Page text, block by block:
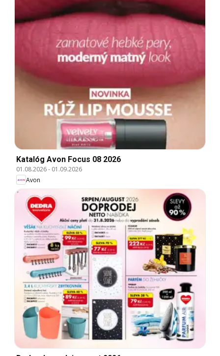
Katalóg Avon Focus 08 2026
01.08.2026- 01.09.2026
Avon